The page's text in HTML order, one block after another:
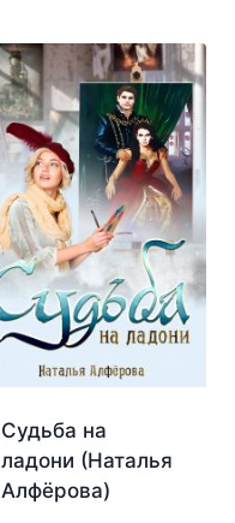
Судьба на
ладони (Наталья
Алфёрова)